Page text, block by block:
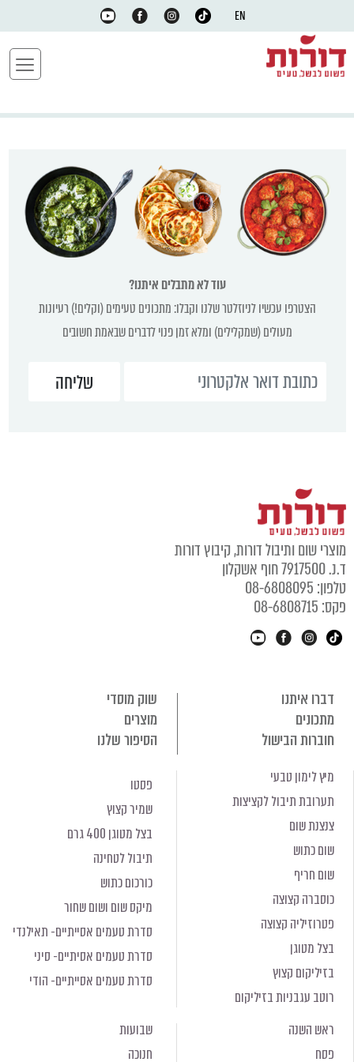
EN
עוד לא מתבלים איתנו?
הצטרפו עכשיו לניוזלטר שלנו וקבלו: מתכונים טעימים (וקלים!) רעיונות
מעולים (שמקלילים) ומלא זמן פנוי לדברים שבאמת חשובים
מוצרי שום ותיבול דורות, קיבוץ דורות
ד.נ. 7917500 חוף אשקלון
טלפון: 08-6808095
פקס: 08-6808715
דברו איתנו
שוק מוסדי
מתכונים
מוצרים
חוברות הבישול
הסיפור שלנו
מיץ לימון טבעי
תערובת תיבול לקציצות
צנצנת שום
שום כתוש
שום חריף
כוסברה קצוצה
פטרוזיליה קצוצה
בצל מטוגן
בזיליקום קצוץ
רוטב עגבניות בזיליקום
פסטו
שמיר קצוץ
בצל מטוגן 400 גרם
תיבול לטחינה
כורכום כתוש
מיקס שום ושום שחור
סדרת טעמים אסייתיים- תאילנדי
סדרת טעמים אסיתיים- סיני
סדרת טעמים אסייתיים- הודי
ראש השנה
פסח
שבועות
חנוכה